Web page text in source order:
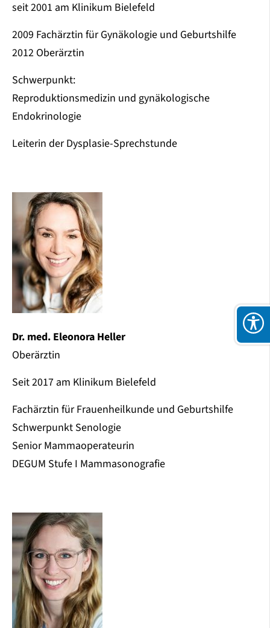
seit 2001 am Klinikum Bielefeld
2009 Fachärztin für Gynäkologie und Geburtshilfe
2012 Oberärztin
Schwerpunkt:
Reproduktionsmedizin und gynäkologische
Endokrinologie
Leiterin der Dysplasie-Sprechstunde
Dr. med. Eleonora Heller
Oberärztin
Seit 2017 am Klinikum Bielefeld
Fachärztin für Frauenheilkunde und Geburtshilfe
Schwerpunkt Senologie
Senior Mammaoperateurin
DEGUM Stufe I Mammasonografie